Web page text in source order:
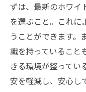
ずは、最新のホワイ
を選ぶこと。これに
うことができます。
識を持っていること
きる環境が整ってい
安を軽減し、安心し